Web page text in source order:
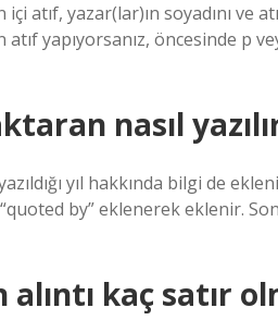
atıf, yazar(lar)ın soyadını ve
yapıyorsanız, öncesinde p
nasıl
yıl hakkında bilgi de
“quoted by” eklenerek eklenir.
kaç satır